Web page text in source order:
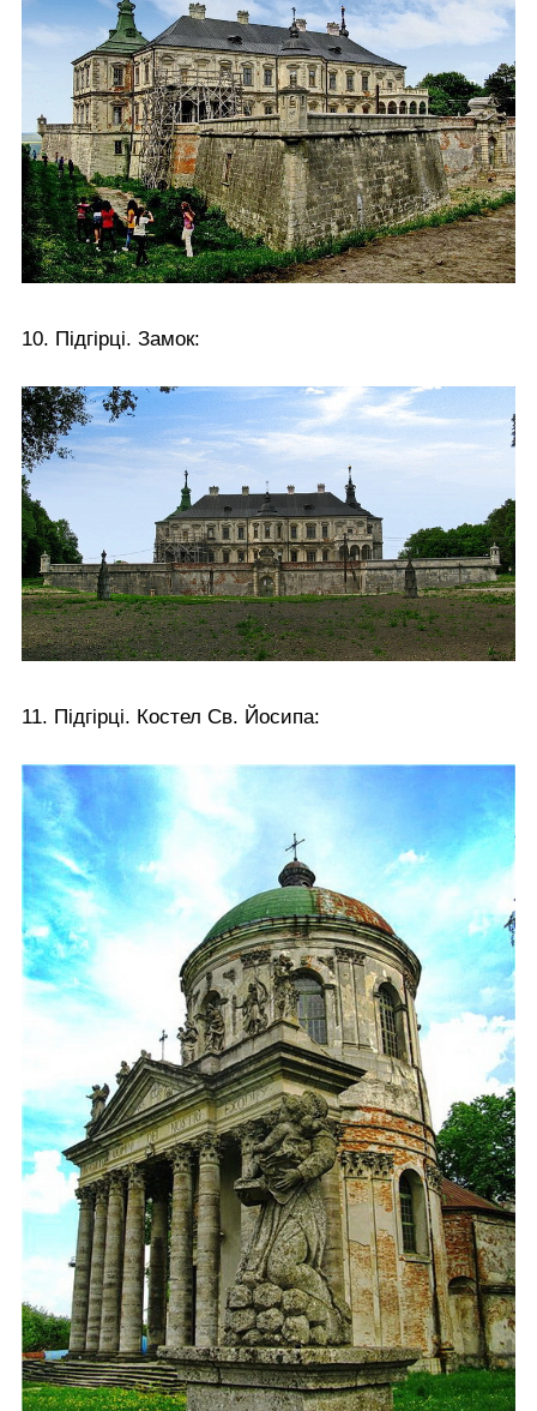
10. Підгірці. Замок:
11. Підгірці. Костел Св. Йосипа: